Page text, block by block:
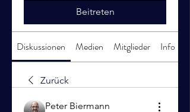
Beitreten
Diskussionen Medien Mitglieder Info
Zurück
Peter Biermann